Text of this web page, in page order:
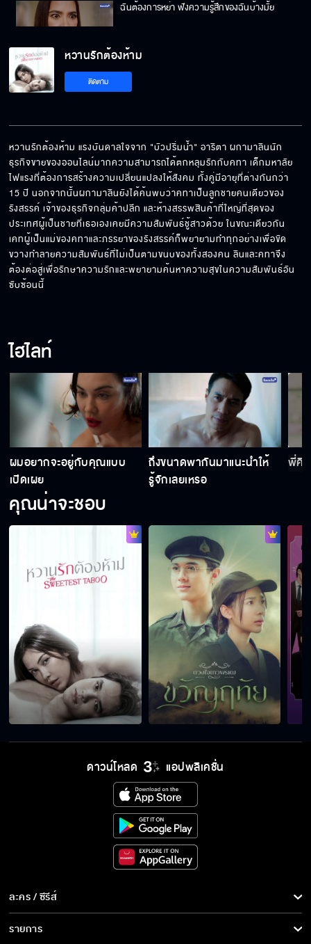
ฉันต้องการหย่า ฟังความรู้สึกของฉันบ้างมั้ย
เสียดายเวลาที่จะใช้ชีวิตกับลูก
การตัดสินใจของลี
น้าไม่มีวันยอมเด็ดขาด
ทุกอย่างจะเหมือนเดิม
ยอมรับมาเถอะว่าพี่สนุกกับความเจ็บปวดของคน
อื่น
วิสัยนักกีฬาที่ดี คงไม่ชอบทำอะไรลับ ๆล่อ ๆ หรือ
อองเดรชอบล่อในที่ลับ ๆ
ฉันจะกีดกันเธอจนสุดทาง
เด็กผู้ชายนี่มันปากหนักกันจังเลย
จะเบอร์ไหนก็ขออยู่ในพื้นที่ของตัวเอง
จีน่าจะต้องมีมุมที่คนอื่นไม่เคยเห็น
แนะนำเพื่อนให้สักคนสิ เอาที่นิสัยแบบเธอ
หวานรักต้องห้าม
ติดตาม
หวานรักต้องห้าม แรงบันดาลใจจาก "บัวปริ่มน้ำ" อาริตา ผกามาลินนัก
ธุรกิจขายของออนไลน์มากความสามารถได้ตกหลุมรักกับคทา เด็กมหาลัย
ไฟแรงที่ต้องการสร้างความเปลี่ยนแปลงให้สังคม ทั้งคู่มีอายุที่ต่างกันกว่า
15 ปี นอกจากนั้นผกามาลินยังได้ค้นพบว่าคทาเป็นลูกชายคนเดียวของ
รังสรรค์ เจ้าของธุรกิจกลุ่มค้าปลีก และห้างสรรพสินค้าที่ใหญ่ที่สุดของ
ประเทศผู้เป็นชายที่เธอเองเคยมีความสัมพันธ์ชู้สาวด้วย ในขณะเดียวกัน
เคทผู้เป็นแม่ของคทาและภรรยาของรังสรรค์ก็พยายามทำทุกอย่างเพื่อขัด
ขวางทำลายความสัมพันธ์ที่ไม่เป็นตามขนบของทั้งสองคน ลินและคทาจึง
ต้องต่อสู่เพื่อรักษาความรักและพยายามค้นหาความสุขในความสัมพันธ์อัน
ซับซ้อนนี้
ไฮไลท์
ผมอยากจะอยู่กับคุณแบบ
เปิดเผย
ถึงขนาดพากันมาแนะนําให้
รู้จักเลยเหรอ
พี่คิด
คุณน่าจะชอบ
ดาวน์โหลด แอปพลิเคชั่น
ละคร / ซีรีส์
ละคร/ซีรีส์
รายการ